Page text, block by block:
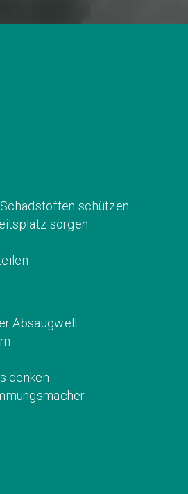
schützen
sorgen
Absaugwelt
denken